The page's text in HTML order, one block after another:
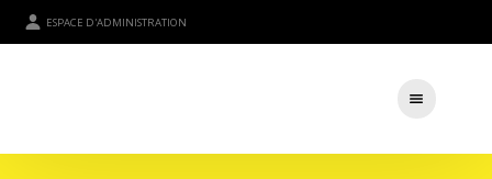
ESPACE D'ADMINISTRATION